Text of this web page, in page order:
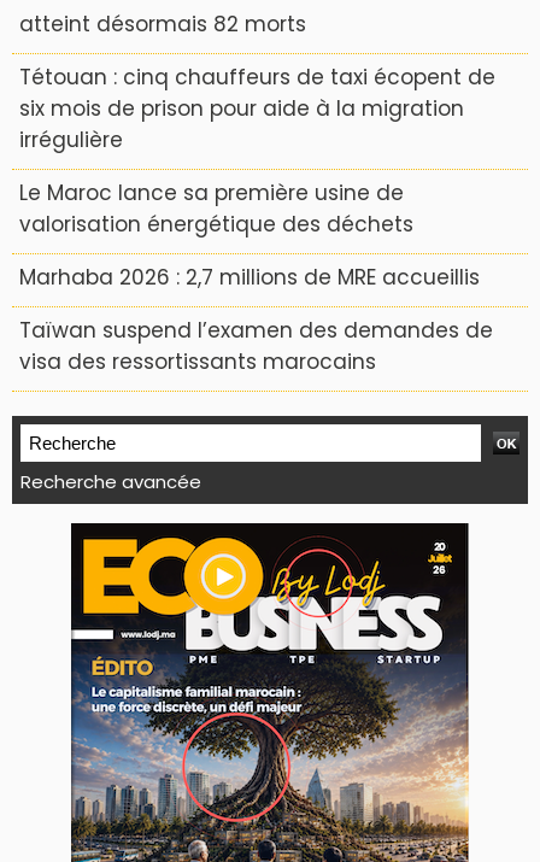
atteint désormais 82 morts
Tétouan : cinq chauffeurs de taxi écopent de
six mois de prison pour aide à la migration
irrégulière
Le Maroc lance sa première usine de
valorisation énergétique des déchets
Marhaba 2026 : 2,7 millions de MRE accueillis
Taïwan suspend l’examen des demandes de
visa des ressortissants marocains
Recherche avancée